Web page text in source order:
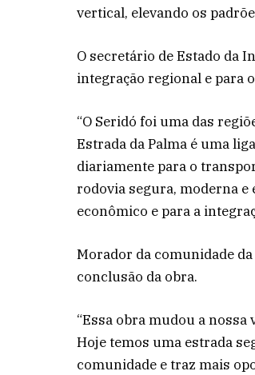
vertical, elevando os
O secretário de Estado da
integração regional e para
“O Seridó foi uma das
Estrada da Palma é uma
diariamente para o
rodovia segura, moderna
econômico e para a
Morador da comunidade
conclusão da obra.
“Essa obra mudou a nossa
Hoje temos uma estrada
comunidade e traz mais